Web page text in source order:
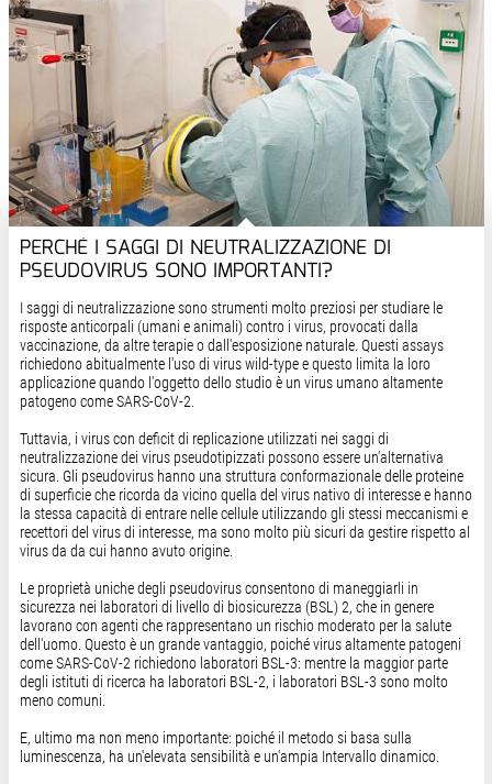
PERCHÉ I SAGGI DI NEUTRALIZZAZIONE DI
PSEUDOVIRUS SONO IMPORTANTI?
I saggi di neutralizzazione sono strumenti molto preziosi per studiare le
risposte anticorpali (umani e animali) contro i virus, provocati dalla
vaccinazione, da altre terapie o dall'esposizione naturale. Questi assays
richiedono abitualmente l'uso di virus wild-type e questo limita la loro
applicazione quando l'oggetto dello studio è un virus umano altamente
patogeno come SARS-CoV-2.
Tuttavia, i virus con deficit di replicazione utilizzati nei saggi di
neutralizzazione dei virus pseudotipizzati possono essere un'alternativa
sicura. Gli pseudovirus hanno una struttura conformazionale delle proteine ​​
di superficie che ricorda da vicino quella del virus nativo di interesse e hanno
la stessa capacità di entrare nelle cellule utilizzando gli stessi meccanismi e
recettori del virus di interesse, ma sono molto più sicuri da gestire rispetto al
virus da da cui hanno avuto origine.
Le proprietà uniche degli pseudovirus consentono di maneggiarli in
sicurezza nei laboratori di livello di biosicurezza (BSL) 2, che in genere
lavorano con agenti che rappresentano un rischio moderato per la salute
dell'uomo. Questo è un grande vantaggio, poiché virus altamente patogeni
come SARS-CoV-2 richiedono laboratori BSL-3: mentre la maggior parte
degli istituti di ricerca ha laboratori BSL-2, i laboratori BSL-3 sono molto
meno comuni.
E, ultimo ma non meno importante: poiché il metodo si basa sulla
luminescenza, ha un'elevata sensibilità e un'ampia Intervallo dinamico.